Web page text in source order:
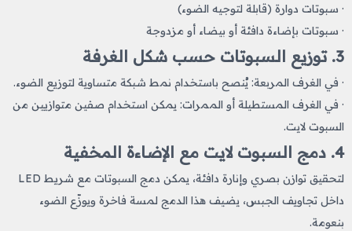
· سبوتات دوارة (قابلة لتوجيه الضوء)
· سبوتات بإضاءة دافئة أو بيضاء أو مزدوجة
3. توزيع السبوتات حسب شكل الغرفة
· في الغرف المربعة: يُنصح باستخدام نمط شبكة متساوية لتوزيع الضوء.
· في الغرف المستطيلة أو الممرات: يمكن استخدام صفين متوازيين من
السبوت لايت.
4. دمج السبوت لايت مع الإضاءة المخفية
لتحقيق توازن بصري وإنارة دافئة، يمكن دمج السبوتات مع شريط LED
داخل تجاويف الجبس، يضيف هذا الدمج لمسة فاخرة ويوزّع الضوء
بنعومة.